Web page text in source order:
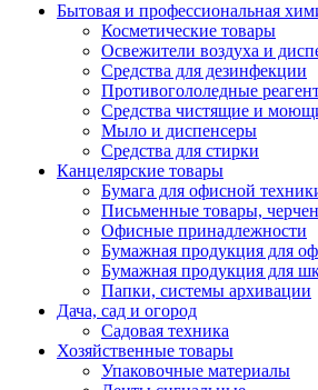
Бытовая и профессиональная
Косметические товары
Освежители воздуха и
Средства для дезинфекции
Противогололедные
Средства чистящие и
Мыло и диспенсеры
Средства для стирки
Канцелярские товары
Бумага для офисной
Письменные товары,
Офисные принадлежности
Бумажная продукция для
Бумажная продукция для
Папки, системы архивации
Дача, сад и огород
Садовая техника
Хозяйственные товары
Упаковочные материалы